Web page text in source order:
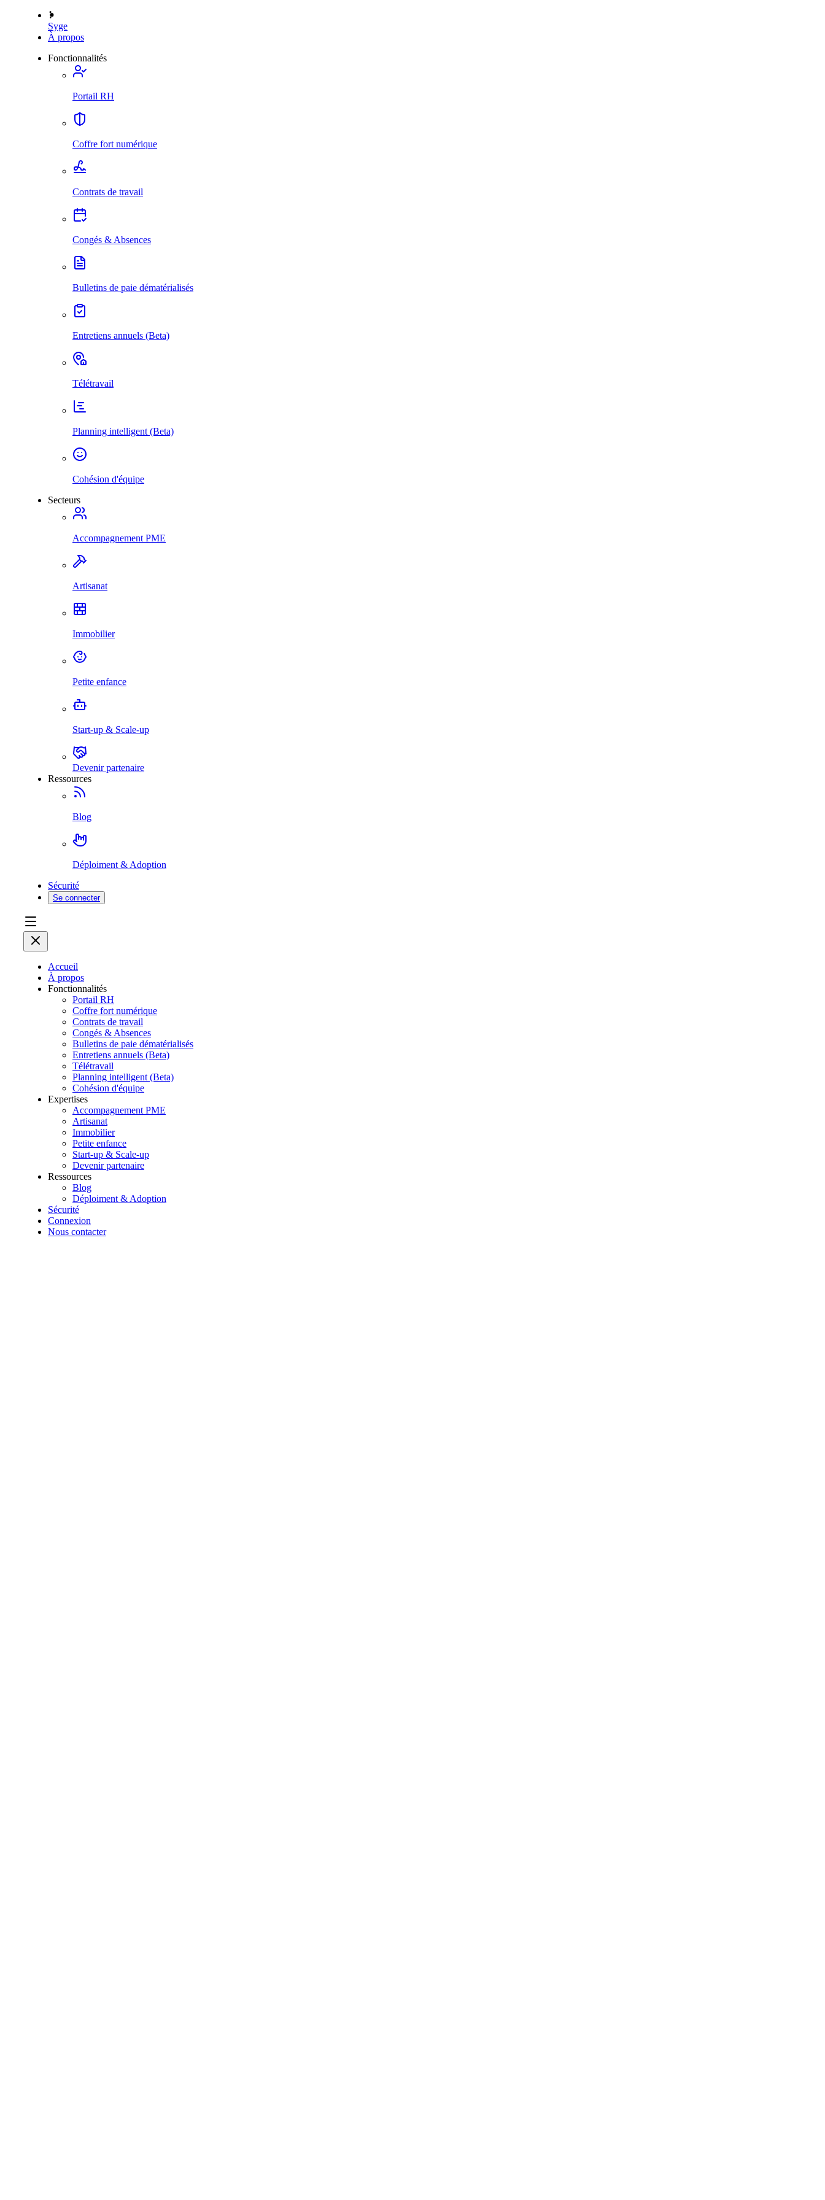
Syge
À propos
Fonctionnalités
Portail RH
Coffre fort numérique
Contrats de travail
Congés & Absences
Bulletins de paie dématérialisés
Entretiens annuels (Beta)
Télétravail
Planning intelligent (Beta)
Cohésion d'équipe
Secteurs
Accompagnement PME
Artisanat
Immobilier
Petite enfance
Start-up & Scale-up
Devenir partenaire
Ressources
Blog
Déploiment & Adoption
Sécurité
Se connecter
Accueil
À propos
Fonctionnalités
Portail RH
Coffre fort numérique
Contrats de travail
Congés & Absences
Bulletins de paie dématérialisés
Entretiens annuels (Beta)
Télétravail
Planning intelligent (Beta)
Cohésion d'équipe
Expertises
Accompagnement PME
Artisanat
Immobilier
Petite enfance
Start-up & Scale-up
Devenir partenaire
Ressources
Blog
Déploiment & Adoption
Sécurité
Connexion
Nous contacter